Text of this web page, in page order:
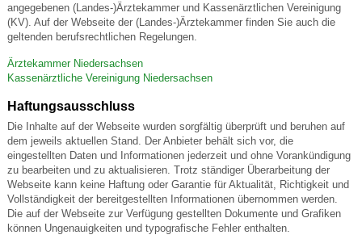
angegebenen (Landes-)Ärztekammer und Kassenärztlichen Vereinigung
(KV). Auf der Webseite der (Landes-)Ärztekammer finden Sie auch die
geltenden berufsrechtlichen Regelungen.
Ärztekammer Niedersachsen
Kassenärztliche Vereinigung Niedersachsen
Haftungsausschluss
Die Inhalte auf der Webseite wurden sorgfältig überprüft und beruhen auf
dem jeweils aktuellen Stand. Der Anbieter behält sich vor, die
eingestellten Daten und Informationen jederzeit und ohne Vorankündigung
zu bearbeiten und zu aktualisieren. Trotz ständiger Überarbeitung der
Webseite kann keine Haftung oder Garantie für Aktualität, Richtigkeit und
Vollständigkeit der bereitgestellten Informationen übernommen werden.
Die auf der Webseite zur Verfügung gestellten Dokumente und Grafiken
können Ungenauigkeiten und typografische Fehler enthalten.